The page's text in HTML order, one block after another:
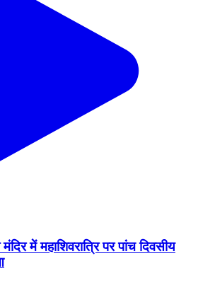
में महाशिवरात्रि पर पांच दिवसीय